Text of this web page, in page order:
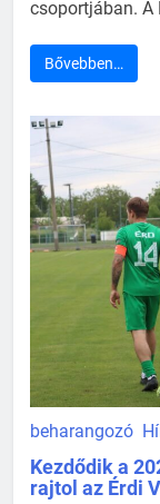
csoportjában. A
Bővebben…
beharangozó
Kezdődik a
rajtol az Érdi